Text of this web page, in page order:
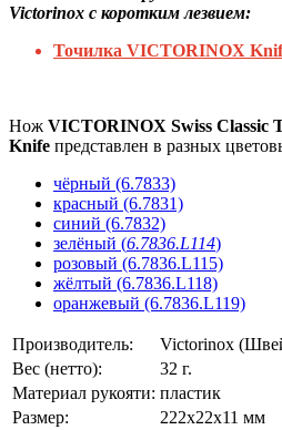
Victorinox с коротким лезвием:
Точилка VICTORINOX
Нож VICTORINOX Swiss Classic
Knife представлен в разных
чёрный (6.7833)
красный (6.7831)
синий (6.7832)
зелёный (6.7836.L114)
розовый (6.7836.L115)
жёлтый (6.7836.L118)
оранжевый (6.7836.L119)
Производитель:
Victorinox
Вес (нетто):
32 г.
Материал рукояти: пластик
Размер:
222х22х11 мм